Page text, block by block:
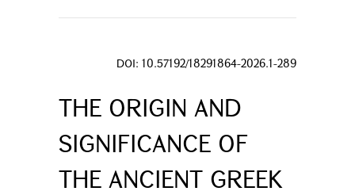
DOI: 10.57192/18291864-2026.1-289
THE ORIGIN AND
SIGNIFICANCE OF
THE ANCIENT GREEK